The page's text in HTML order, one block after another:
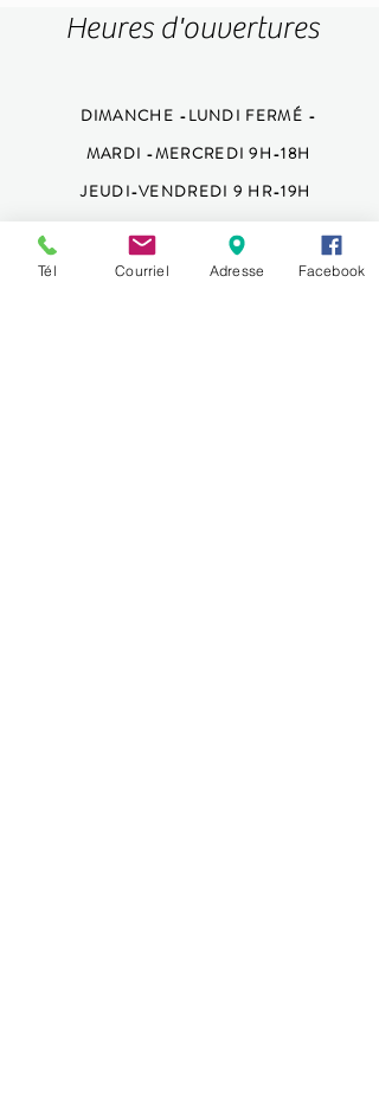
Heures d'ouvertures
DIMANCHE -LUNDI FERMÉ -
MARDI -MERCREDI 9H-18H
JEUDI-VENDREDI 9 HR-19H
SAMEDI 9H-15H
450-419-4001
Tél Courriel Adresse Facebook